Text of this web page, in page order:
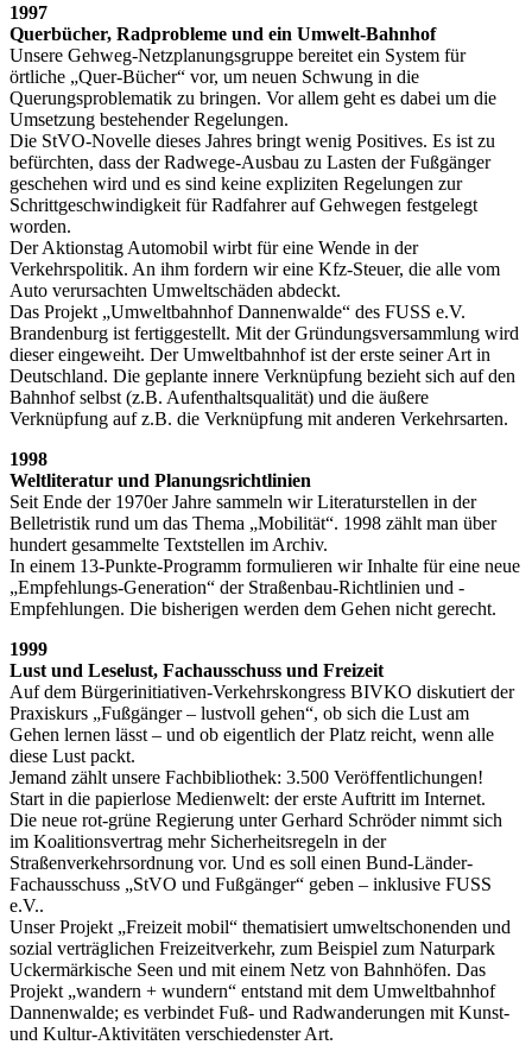
1997
Querbücher, Radprobleme und ein Umwelt-Bahnhof
Unsere Gehweg-Netzplanungsgruppe bereitet ein System für
örtliche „Quer-Bücher“ vor, um neuen Schwung in die
Querungsproblematik zu bringen. Vor allem geht es dabei um die
Umsetzung bestehender Regelungen.
Die StVO-Novelle dieses Jahres bringt wenig Positives. Es ist zu
befürchten, dass der Radwege-Ausbau zu Lasten der Fußgänger
geschehen wird und es sind keine expliziten Regelungen zur
Schrittgeschwindigkeit für Radfahrer auf Gehwegen festgelegt
worden.
Der Aktionstag Automobil wirbt für eine Wende in der
Verkehrspolitik. An ihm fordern wir eine Kfz-Steuer, die alle vom
Auto verursachten Umweltschäden abdeckt.
Das Projekt „Umweltbahnhof Dannenwalde“ des FUSS e.V.
Brandenburg ist fertiggestellt. Mit der Gründungsversammlung wird
dieser eingeweiht. Der Umweltbahnhof ist der erste seiner Art in
Deutschland. Die geplante innere Verknüpfung bezieht sich auf den
Bahnhof selbst (z.B. Aufenthaltsqualität) und die äußere
Verknüpfung auf z.B. die Verknüpfung mit anderen Verkehrsarten.
1998
Weltliteratur und Planungsrichtlinien
Seit Ende der 1970er Jahre sammeln wir Literaturstellen in der
Belletristik rund um das Thema „Mobilität“. 1998 zählt man über
hundert gesammelte Textstellen im Archiv.
In einem 13-Punkte-Programm formulieren wir Inhalte für eine neue
„Empfehlungs-Generation“ der Straßenbau-Richtlinien und -
Empfehlungen. Die bisherigen werden dem Gehen nicht gerecht.
1999
Lust und Leselust, Fachausschuss und Freizeit
Auf dem Bürgerinitiativen-Verkehrskongress BIVKO diskutiert der
Praxiskurs „Fußgänger – lustvoll gehen“, ob sich die Lust am
Gehen lernen lässt – und ob eigentlich der Platz reicht, wenn alle
diese Lust packt.
Jemand zählt unsere Fachbibliothek: 3.500 Veröffentlichungen!
Start in die papierlose Medienwelt: der erste Auftritt im Internet.
Die neue rot-grüne Regierung unter Gerhard Schröder nimmt sich
im Koalitionsvertrag mehr Sicherheitsregeln in der
Straßenverkehrsordnung vor. Und es soll einen Bund-Länder-
Fachausschuss „StVO und Fußgänger“ geben – inklusive FUSS
e.V..
Unser Projekt „Freizeit mobil“ thematisiert umweltschonenden und
sozial verträglichen Freizeitverkehr, zum Beispiel zum Naturpark
Uckermärkische Seen und mit einem Netz von Bahnhöfen. Das
Projekt „wandern + wundern“ entstand mit dem Umweltbahnhof
Dannenwalde; es verbindet Fuß- und Radwanderungen mit Kunst-
und Kultur-Aktivitäten verschiedenster Art.